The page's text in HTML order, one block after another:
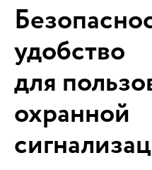
удобство
для
охранной